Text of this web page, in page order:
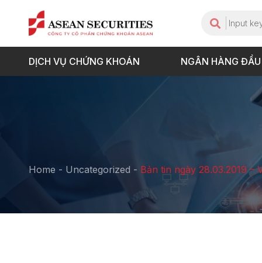
DỊCH VỤ CHỨNG KHOÁN NGÂN HÀNG
Home - Uncategorized - Bản tin ngày 28.03.2019 –